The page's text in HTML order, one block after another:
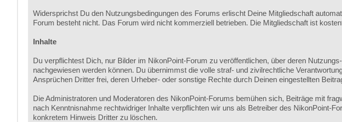
Widersprichst Du den Nutzungsbedingungen des Forums erlischt Deine Mitgliedschaft
Forum besteht nicht. Das Forum wird nicht kommerziell betrieben. Die Mitgliedschaft ist
Inhalte
Du verpflichtest Dich, nur Bilder im NikonPoint-Forum zu veröffentlichen, über deren
nachgewiesen werden können. Du übernimmst die volle straf- und zivilrechtliche
Ansprüchen Dritter frei, deren Urheber- oder sonstige Rechte durch Deinen eingestellten
Die Administratoren und Moderatoren des NikonPoint-Forums bemühen sich, Beiträge mit
nach Kenntnisnahme rechtwidriger Inhalte verpflichten wir uns als Betreiber des NikonPoint-
konkretem Hinweis Dritter zu löschen.